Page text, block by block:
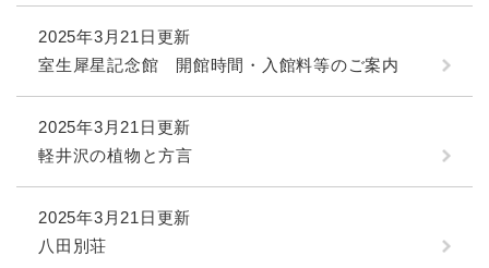
2025年3月21日更新
室生犀星記念館 開館時間・入館料等のご案内
2025年3月21日更新
軽井沢の植物と方言
2025年3月21日更新
八田別荘